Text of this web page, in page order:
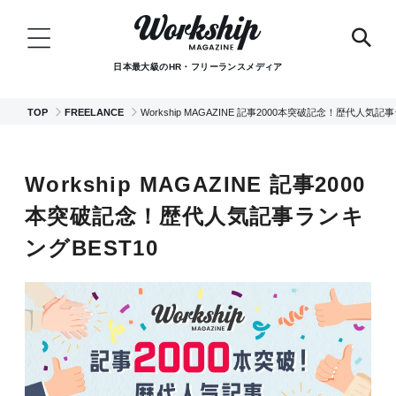
日本最大級のHR・フリーランスメディア
TOP FREELANCE Workship MAGAZINE 記事2000本突破記念！歴代人気記
Workship MAGAZINE 記事2000
本突破記念！歴代人気記事ランキ
ングBEST10